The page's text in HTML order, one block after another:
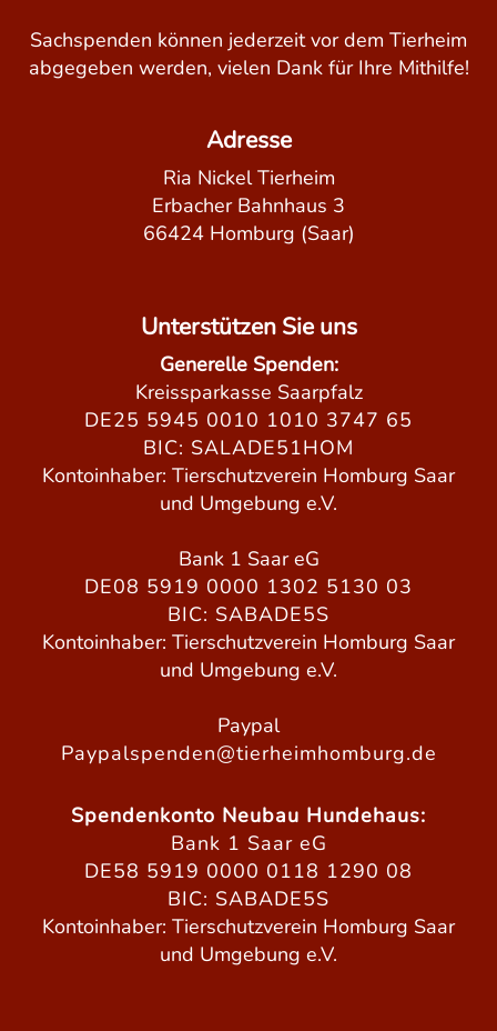
Sachspenden können jederzeit vor dem Tierheim
abgegeben werden, vielen Dank für Ihre Mithilfe!
Adresse
Ria Nickel Tierheim
Erbacher Bahnhaus 3
66424 Homburg (Saar)
Unterstützen Sie uns
Generelle Spenden:
Kreissparkasse Saarpfalz
DE25 5945 0010 1010 3747 65
BIC: SALADE51HOM
Kontoinhaber: Tierschutzverein Homburg Saar
und Umgebung e.V.
Bank 1 Saar eG
DE08 5919 0000 1302 5130 03
BIC: SABADE5S
Kontoinhaber: Tierschutzverein Homburg Saar
und Umgebung e.V.
Paypal
Paypalspenden@tierheimhomburg.de
Spendenkonto Neubau Hundehaus:
Bank 1 Saar eG
DE58 5919 0000 0118 1290 08
BIC: SABADE5S
Kontoinhaber: Tierschutzverein Homburg Saar
und Umgebung e.V.